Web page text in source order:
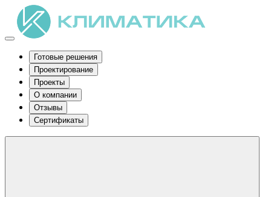
Готовые решения
Проектирование
Проекты
О компании
Отзывы
Сертификаты